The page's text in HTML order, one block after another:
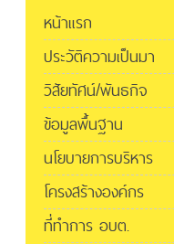
หน้าแรก
ประวัติความเป็นมา
วิสัยทัศน์/พันธกิจ
ข้อมูลพื้นฐาน
นโยบายการบริหาร
โครงสร้างองค์กร
ที่ทำการ อบต.